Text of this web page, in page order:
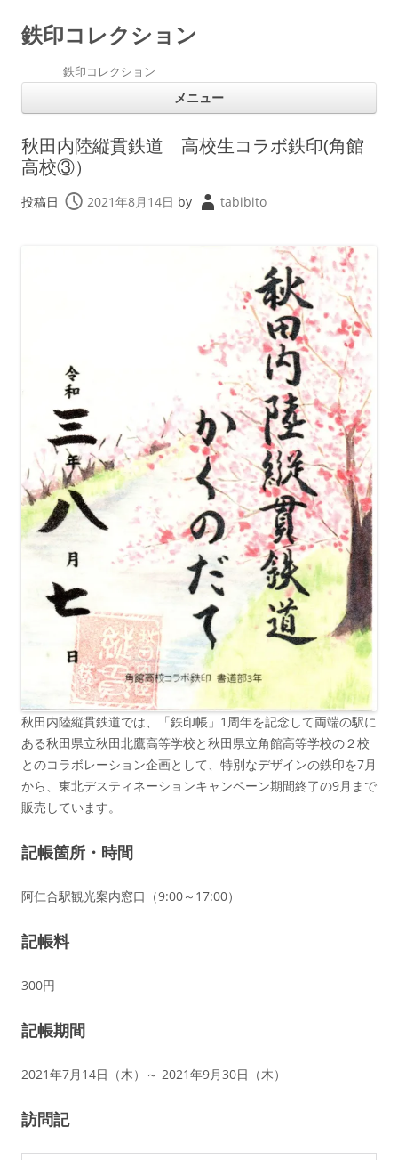
鉄印コレクション
鉄印コレクション
メニュー
コンテンツへスキップ
秋田内陸縦貫鉄道 高校生コラボ鉄印(角館
高校③）
投稿日 2021年8月14日 by tabibito
秋田内陸縦貫鉄道では、「鉄印帳」1周年を記念して両端の駅に
ある秋田県立秋田北鷹高等学校と秋田県立角館高等学校の２校
とのコラボレーション企画として、特別なデザインの鉄印を7月
から、東北デスティネーションキャンペーン期間終了の9月まで
販売しています。
記帳箇所・時間
阿仁合駅観光案内窓口（9:00～17:00）
記帳料
300円
記帳期間
2021年7月14日（木）～ 2021年9月30日（木）
訪問記